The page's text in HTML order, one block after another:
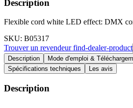
Description
Flexible cord white LED effect: DMX
SKU: B05317
Trouver un revendeurfind-dealer-product
Description
Mode d'emploi &
Spécifications techniques
Les avis
Description